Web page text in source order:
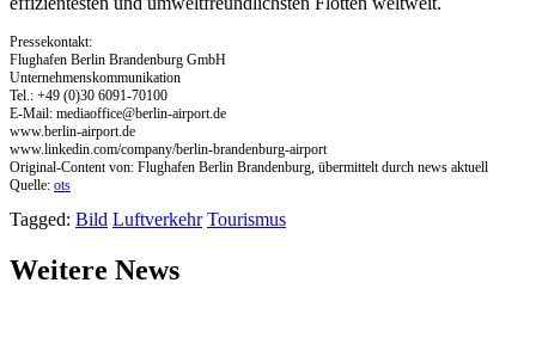
Pressekontakt:
Flughafen Berlin Brandenburg GmbH
Unternehmenskommunikation
Tel.: +49 (0)30 6091-70100
E-Mail: mediaoffice@berlin-airport.de
www.berlin-airport.de
www.linkedin.com/company/berlin-brandenburg-airport
Original-Content von: Flughafen Berlin Brandenburg, übermittelt durch news aktuell
Quelle: ots
Tagged: Bild Luftverkehr Tourismus
Weitere News